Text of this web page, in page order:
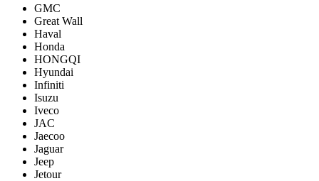
GMC
Great Wall
Haval
Honda
HONGQI
Hyundai
Infiniti
Isuzu
Iveco
JAC
Jaecoo
Jaguar
Jeep
Jetour